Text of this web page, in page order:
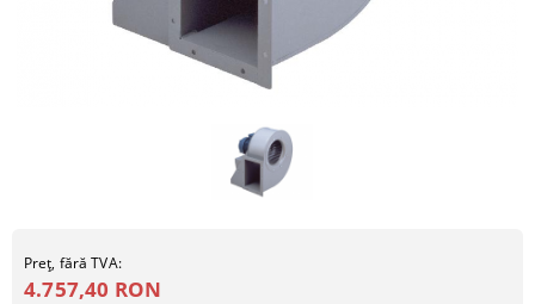
Preţ, fără TVA:
4.757,40 RON